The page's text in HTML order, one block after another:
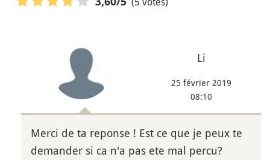
Li
25 février 2019
08:10
Merci de ta reponse ! Est ce que je peux te
demander si ca n'a pas ete mal percu?